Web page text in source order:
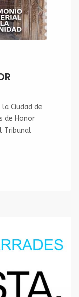
Ciudad de
de Honor
Tribunal